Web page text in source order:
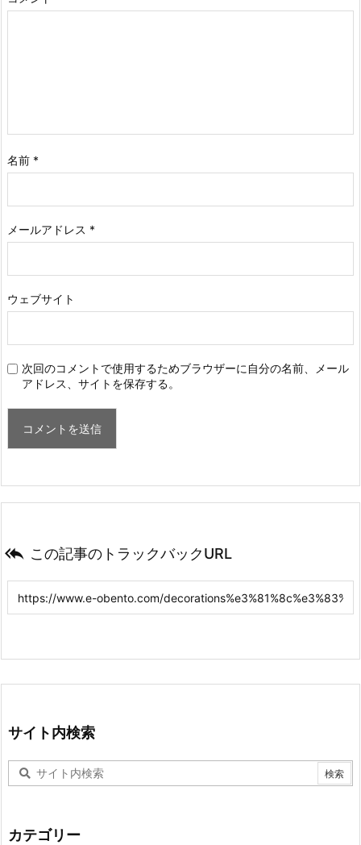
名前 *
メールアドレス *
ウェブサイト
次回のコメントで使用するためブラウザーに自分の名前、メール
アドレス、サイトを保存する。
 この記事のトラックバックURL
サイト内検索
カテゴリー